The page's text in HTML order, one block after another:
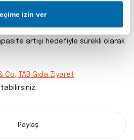
izin ver
yanı sıra güçlü büyüme
yılı boyunca 1.830 restorandan
artışı hedefiyle sürekli olarak
Co, TAB Gıda Ziyaret
Paylaş